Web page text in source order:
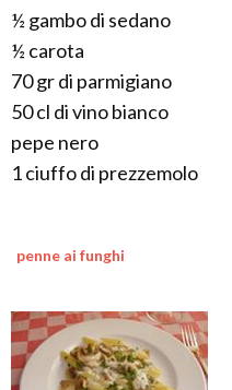
½ gambo di sedano
½ carota
70 gr di parmigiano
50 cl di vino bianco
pepe nero
1 ciuffo di prezzemolo
penne ai funghi